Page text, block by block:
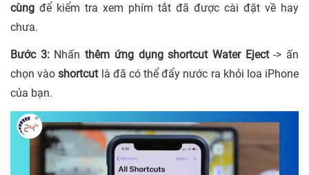
cùng để kiểm tra xem phím tắt đã được cài đặt về hay
chưa.
Bước 3: Nhấn thêm ứng dụng shortcut Water Eject-> ấn
chọn vàoshortcutlà đã có thể đẩy nước ra khỏi loa iPhone
của bạn.